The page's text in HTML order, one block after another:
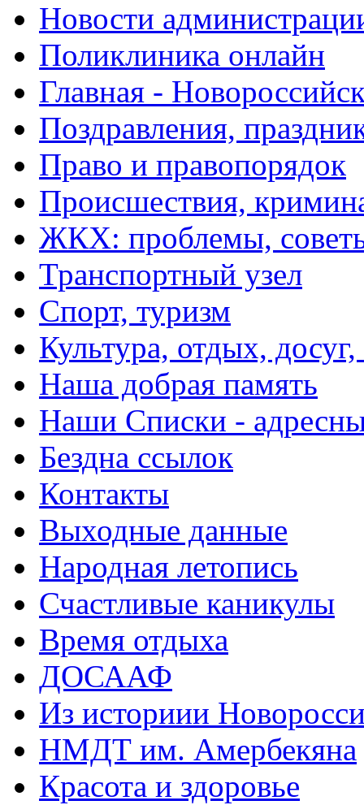
Новости
Поликлиника онлайн
Главная -
Поздравления,
Право и правопорядок
Происшествия,
ЖКХ: проблемы,
Транспортный узел
Спорт, туризм
Культура, отдых,
Наша добрая память
Наши Списки -
Бездна ссылок
Контакты
Выходные данные
Народная летопись
Счастливые каникулы
Время отдыха
ДОСААФ
Из историии
НМДТ им. Амербекяна
Красота и здоровье